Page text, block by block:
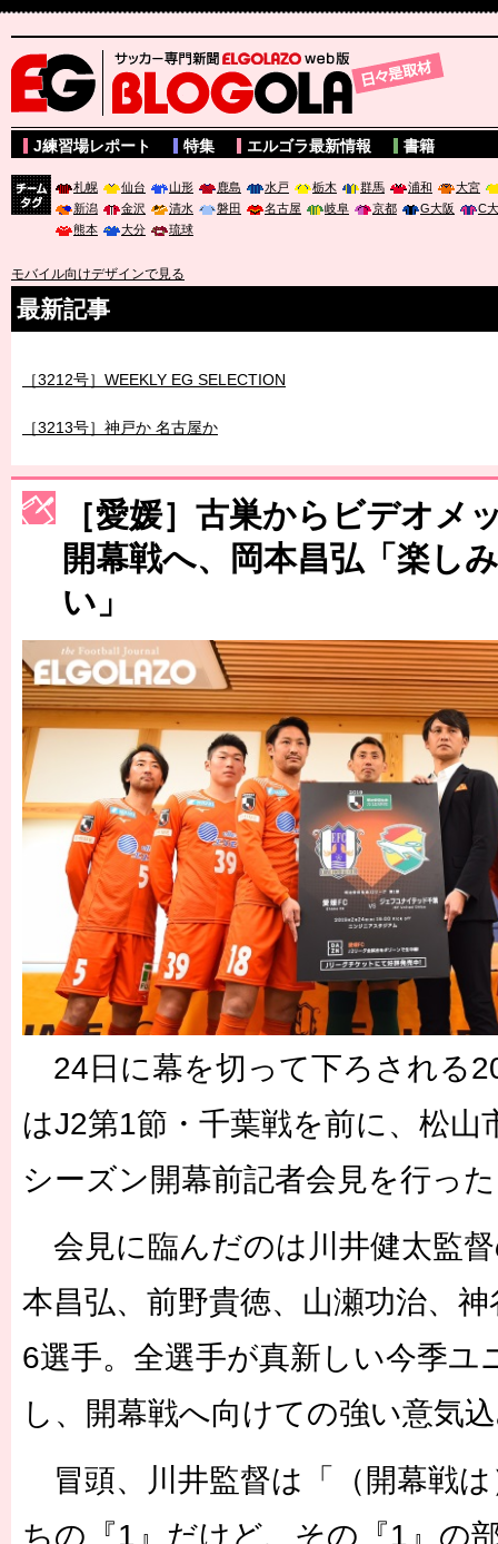
サッカー専門新聞ELGOLAZO web版 BLOGOLA
J練習場レポート 特集 エルゴラ最新情報 書籍
札幌 仙台 山形 鹿島 水戸 栃木 群馬 浦和
大宮
新潟
金沢 清水 磐田 名古屋 岐阜 京都 G大阪
C
熊本
大分 琉球
モバイル向けデザインで見る
最新記事
［3214号］WEST制覇
［3215号］WEEKLY EG SELECTION
［3216号］行く末占うラストワン
［3217号］最高の景色へ出国
［3218号］WEEKLY EG SELECTION
［3219号］特別な覇者へ 大逆転か連破か
［3220号］伝説の王者、黄金のシャーレ
［愛媛］古巣からビデオメ
開幕戦へ、岡本昌弘「楽し
い」
24日に幕を切って下ろされる
はJ2第1節・千葉戦を前に、松山
シーズン開幕前記者会見を行っ
会見に臨んだのは川井健太監
本昌弘、前野貴徳、山瀬功治、
6選手。全選手が真新しい今季ユ
し、開幕戦へ向けての強い意気
冒頭、川井監督は「（開幕戦
ちの『1』だけど、その『1』の